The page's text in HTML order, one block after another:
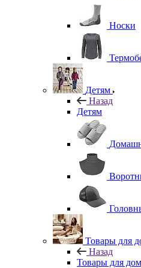
Носки
Детям
Назад
Детям
Товары для
Назад
Товары для